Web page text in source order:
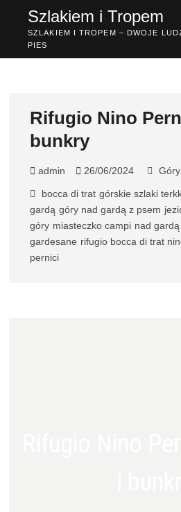
Szlakiem i Tropem
SZLAKIEM I TROPEM – DWOJE
PIES
Rifugio Nino
bunkry
admin 26/06/2024 Góry
bocca di trat górskie szlaki
gardą góry nad gardą z psem
góry miasteczko campi nad
gardesane rifugio bocca di trat
pernici